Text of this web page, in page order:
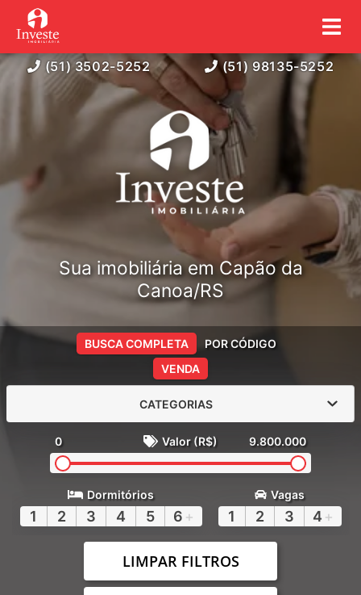
(51) 3502-5252 (51) 98135-5252
Sua imobiliária em Capão da
Canoa/RS
VENDA
BUSCA COMPLETA POR CÓDIGO
CATEGORIAS
0 Valor (R$) 9.800.000
Dormitórios
1 2 3 4 5 6 +
Vagas
1 2 3 4 +
LIMPAR FILTROS